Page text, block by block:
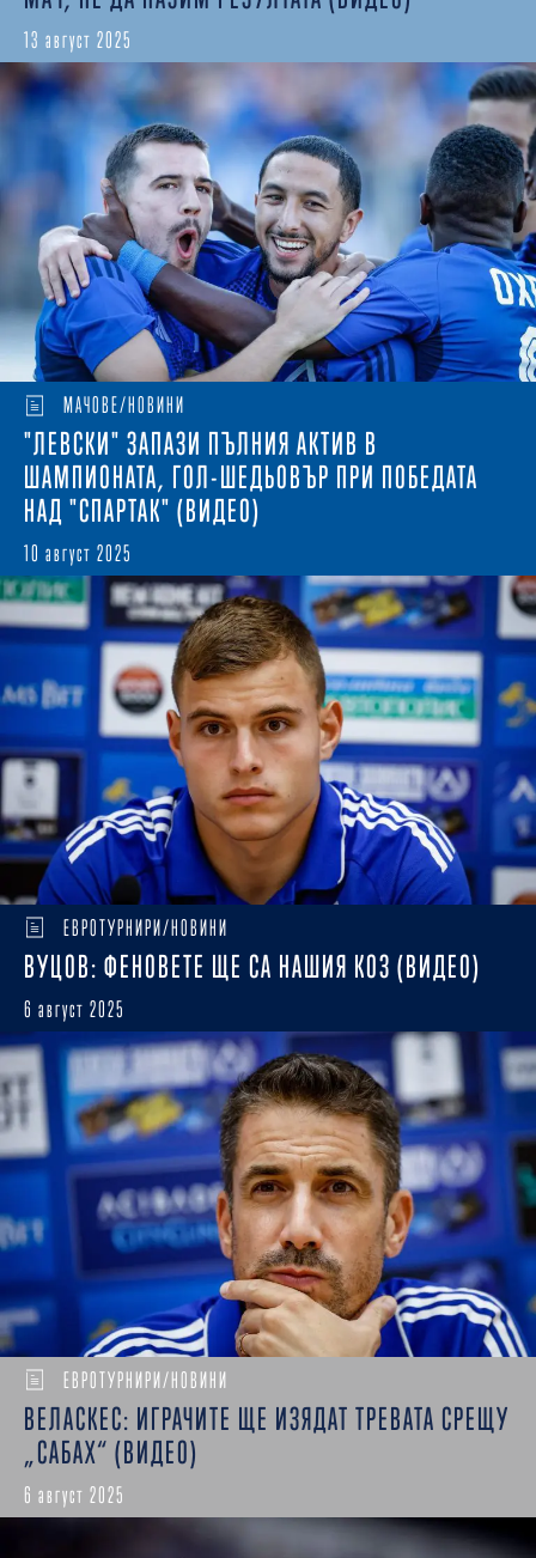
13 август 2025
МАЧОВЕ/НОВИНИ
"ЛЕВСКИ" ЗАПАЗИ ПЪЛНИЯ АКТИВ В
ШАМПИОНАТА, ГОЛ-ШЕДЬОВЪР ПРИ ПОБЕДАТА
НАД "СПАРТАК" (ВИДЕО)
10 август 2025
ЕВРОТУРНИРИ/НОВИНИ
ВУЦОВ: ФЕНОВЕТЕ ЩЕ СА НАШИЯ КОЗ (ВИДЕО)
6 август 2025
ЕВРОТУРНИРИ/НОВИНИ
ВЕЛАСКЕС: ИГРАЧИТЕ ЩЕ ИЗЯДАТ ТРЕВАТА СРЕЩУ
„САБАХ“ (ВИДЕО)
6 август 2025